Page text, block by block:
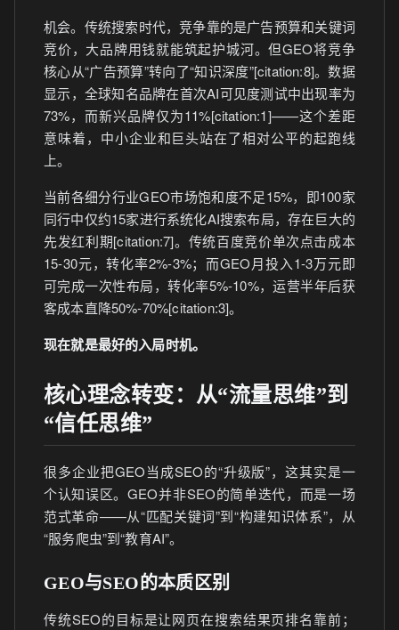
机会。传统搜索时代，竞争靠的是广告预算和关键词
竞价，大品牌用钱就能筑起护城河。但GEO将竞争
核心从“广告预算”转向了“知识深度”[citation:8]。数据
显示，全球知名品牌在首次AI可见度测试中出现率为
73%，而新兴品牌仅为11%[citation:1]——这个差距
意味着，中小企业和巨头站在了相对公平的起跑线
上。
当前各细分行业GEO市场饱和度不足15%，即100家
同行中仅约15家进行系统化AI搜索布局，存在巨大的
先发红利期[citation:7]。传统百度竞价单次点击成本
15-30元，转化率2%-3%；而GEO月投入1-3万元即
可完成一次性布局，转化率5%-10%，运营半年后获
客成本直降50%-70%[citation:3]。
现在就是最好的入局时机。
核心理念转变：从“流量思维”到
“信任思维”
很多企业把GEO当成SEO的“升级版”，这其实是一
个认知误区。GEO并非SEO的简单迭代，而是一场
范式革命——从“匹配关键词”到“构建知识体系”，从
“服务爬虫”到“教育AI”。
GEO与SEO的本质区别
传统SEO的目标是让网页在搜索结果页排名靠前；